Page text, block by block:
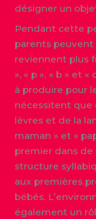
désigner un
Pendant cette
parents peuvent
reviennent plus
», « p », « b » et
à produire pour
nécessitent que
lèvres et de la
maman » et «
premier dans de
structure
aux premières
bébés.
également un